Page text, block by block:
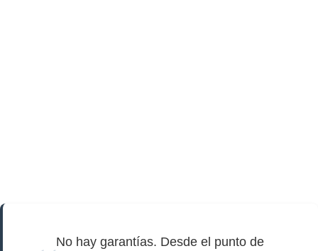
No hay garantías. Desde el punto de